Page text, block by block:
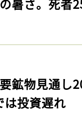
暑さ。死者
要鉱物見通
は投資遅れ
に入りに
インが必
ログイン